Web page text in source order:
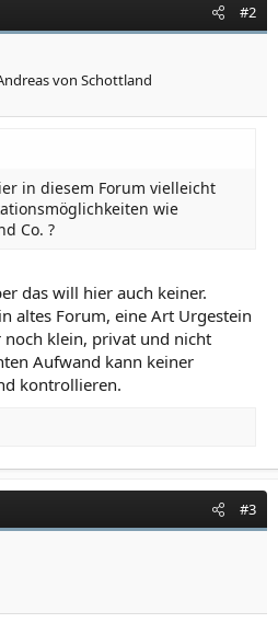
#2
von Schottland
in diesem Forum vielleicht
wie
Co. ?
das will hier auch keiner.
altes Forum, eine Art Urgestein
klein, privat und nicht
Aufwand kann keiner
kontrollieren.
#3